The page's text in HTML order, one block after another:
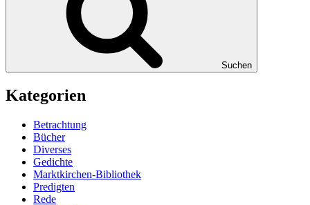
Suchen
Kategorien
Betrachtung
Bücher
Diverses
Gedichte
Marktkirchen-Bibliothek
Predigten
Rede